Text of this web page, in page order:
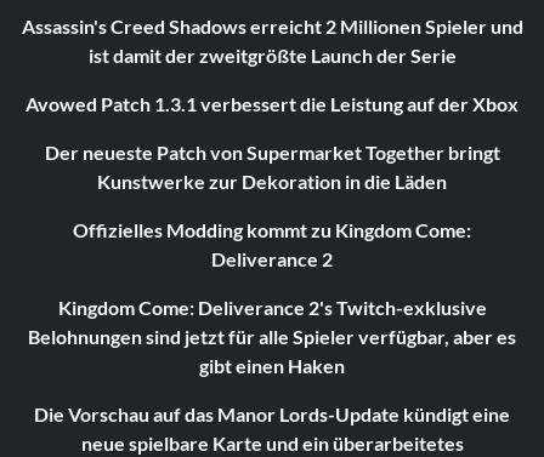
Assassin's Creed Shadows erreicht 2 Millionen Spieler und
ist damit der zweitgrößte Launch der Serie
Avowed Patch 1.3.1 verbessert die Leistung auf der Xbox
Der neueste Patch von Supermarket Together bringt
Kunstwerke zur Dekoration in die Läden
Offizielles Modding kommt zu Kingdom Come:
Deliverance 2
Kingdom Come: Deliverance 2's Twitch-exklusive
Belohnungen sind jetzt für alle Spieler verfügbar, aber es
gibt einen Haken
Die Vorschau auf das Manor Lords-Update kündigt eine
neue spielbare Karte und ein überarbeitetes